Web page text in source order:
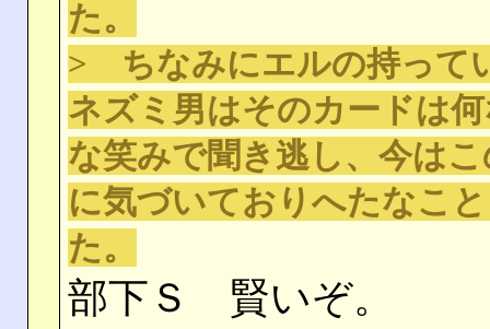
た。
> ちなみにエルの持って
ネズミ男はそのカードは
な笑みで聞き逃し、今は
に気づいておりへたなこ
た。
部下Ｓ 賢いぞ。